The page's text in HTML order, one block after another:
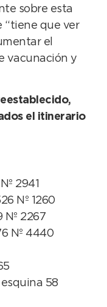
sobre esta
“tiene que ver
el
vacunación y
el itinerario
2941
Nº 1260
Nº 2267
Nº 4440
esquina 58